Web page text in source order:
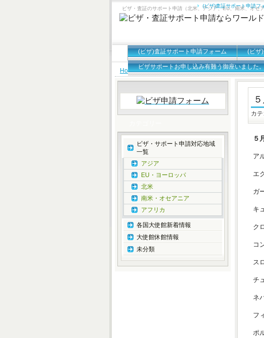
ビザ・査証のサポート申請（北米、アジア、EU、南米、オセ
(ビザ)査証サポート申請フ
(ビザ)査証サポート申請フォーム (ビザ
ビザサポートお申し込み有難う御座いました
Home»各国大使館新着情報,大使館休館情報»５
カ
５
ア
エ
ガ
キ
ク
コ
ス
チ
ネ
フ
ポ
ビザ・サポート申請対応地域
一覧
アジア
EU・ヨーロッパ
北米
南米・オセアニア
アフリカ
各国大使館新着情報
大使館休館情報
未分類